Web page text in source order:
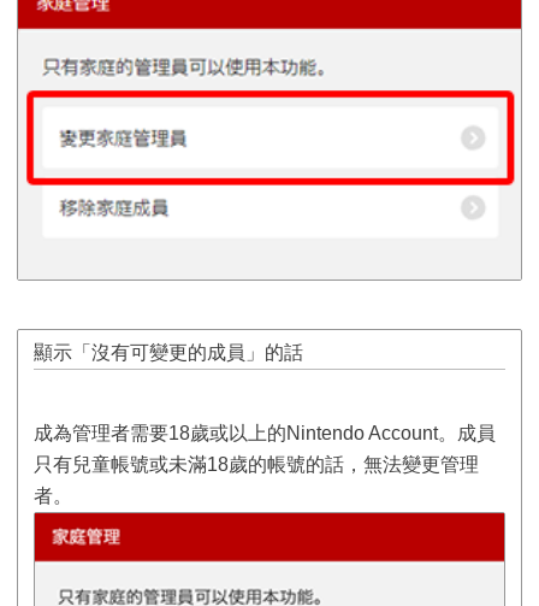
顯示「沒有可變更的成員」的話
成為管理者需要18歲或以上的Nintendo Account。成員
只有兒童帳號或未滿18歲的帳號的話，無法變更管理
者。